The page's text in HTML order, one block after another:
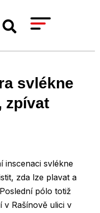
svlékne
zpívat
inscenaci svlékne
zda lze plavat a
pólo totiž
v Rašínově ulici v